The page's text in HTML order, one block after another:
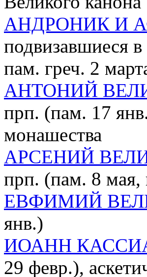
АНДРОНИК И
подвизавшиеся
пам. греч. 2
АНТОНИЙ
прп. (пам. 17
монашества
АРСЕНИЙ
прп. (пам. 8 мая,
ЕВФИМИЙ
янв.)
ИОАНН
29 февр.),